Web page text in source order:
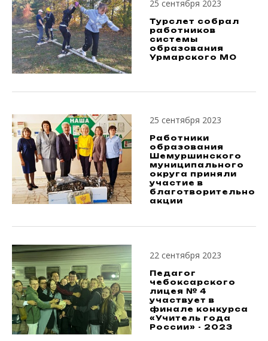
25 сентября 2023
Турслет собрал
работников
системы
образования
Урмарского МО
25 сентября 2023
Работники
образования
Шемуршинского
муниципального
округа приняли
участие в
благотворительной
акции
22 сентября 2023
Педагог
чебоксарского
лицея № 4
участвует в
финале конкурса
«Учитель года
России» - 2023